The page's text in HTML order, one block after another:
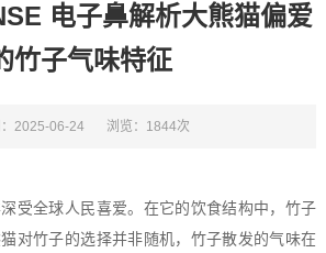
电子鼻解析大熊猫偏爱
竹子气味特征
2025-06-24 浏览：1844次
受全球人民喜爱。在它的饮食结构中，竹子
对竹子的选择并非随机，竹子散发的气味在